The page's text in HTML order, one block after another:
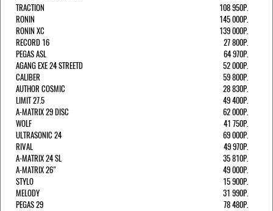
TRACTION
108 950Р.
RONIN
145 000Р.
RONIN XC
139 000Р.
RECORD 16
27 800Р.
PEGAS ASL
64 970Р.
AGANG EXE 24 STREETD
52 000Р.
CALIBER
59 800Р.
AUTHOR COSMIC
28 830Р.
LIMIT 27.5
49 400Р.
A-MATRIX 29 DISC
62 000Р.
WOLF
41 750Р.
ULTRASONIC 24
69 000Р.
RIVAL
49 970Р.
A-MATRIX 24 SL
35 810Р.
A-MATRIX 26"
49 000Р.
STYLO
15 900Р.
MELODY
31 990Р.
PEGAS 29
78 480Р.